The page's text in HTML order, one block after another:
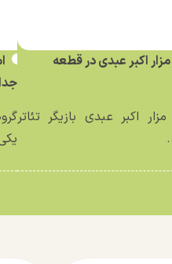
اکبر عبدی در قطعه
اکبر عبدی بازیگر تئاتر